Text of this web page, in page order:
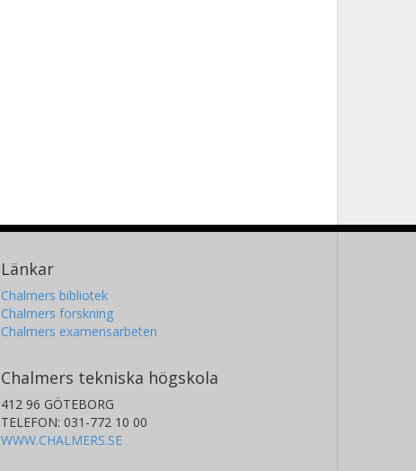
Länkar
Chalmers bibliotek
Chalmers forskning
Chalmers examensarbeten
Chalmers tekniska högskola
412 96 GÖTEBORG
TELEFON: 031-772 10 00
WWW.CHALMERS.SE